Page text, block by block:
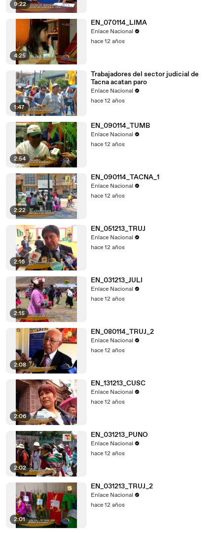
9:22
4:25
EN_070114_LIMA
Enlace Nacional
hace 12 años
1:47
Trabajadores del sector judicial de
Tacna acatan paro
Enlace Nacional
hace 12 años
2:54
EN_090114_TUMB
Enlace Nacional
hace 12 años
2:22
EN_090114_TACNA_1
Enlace Nacional
hace 12 años
2:16
EN_051213_TRUJ
Enlace Nacional
hace 12 años
2:15
EN_031213_JULI
Enlace Nacional
hace 12 años
2:08
EN_080114_TRUJ_2
Enlace Nacional
hace 12 años
2:06
EN_131213_CUSC
Enlace Nacional
hace 12 años
2:02
EN_031213_PUNO
Enlace Nacional
hace 12 años
2:01
EN_031213_TRUJ_2
Enlace Nacional
hace 12 años